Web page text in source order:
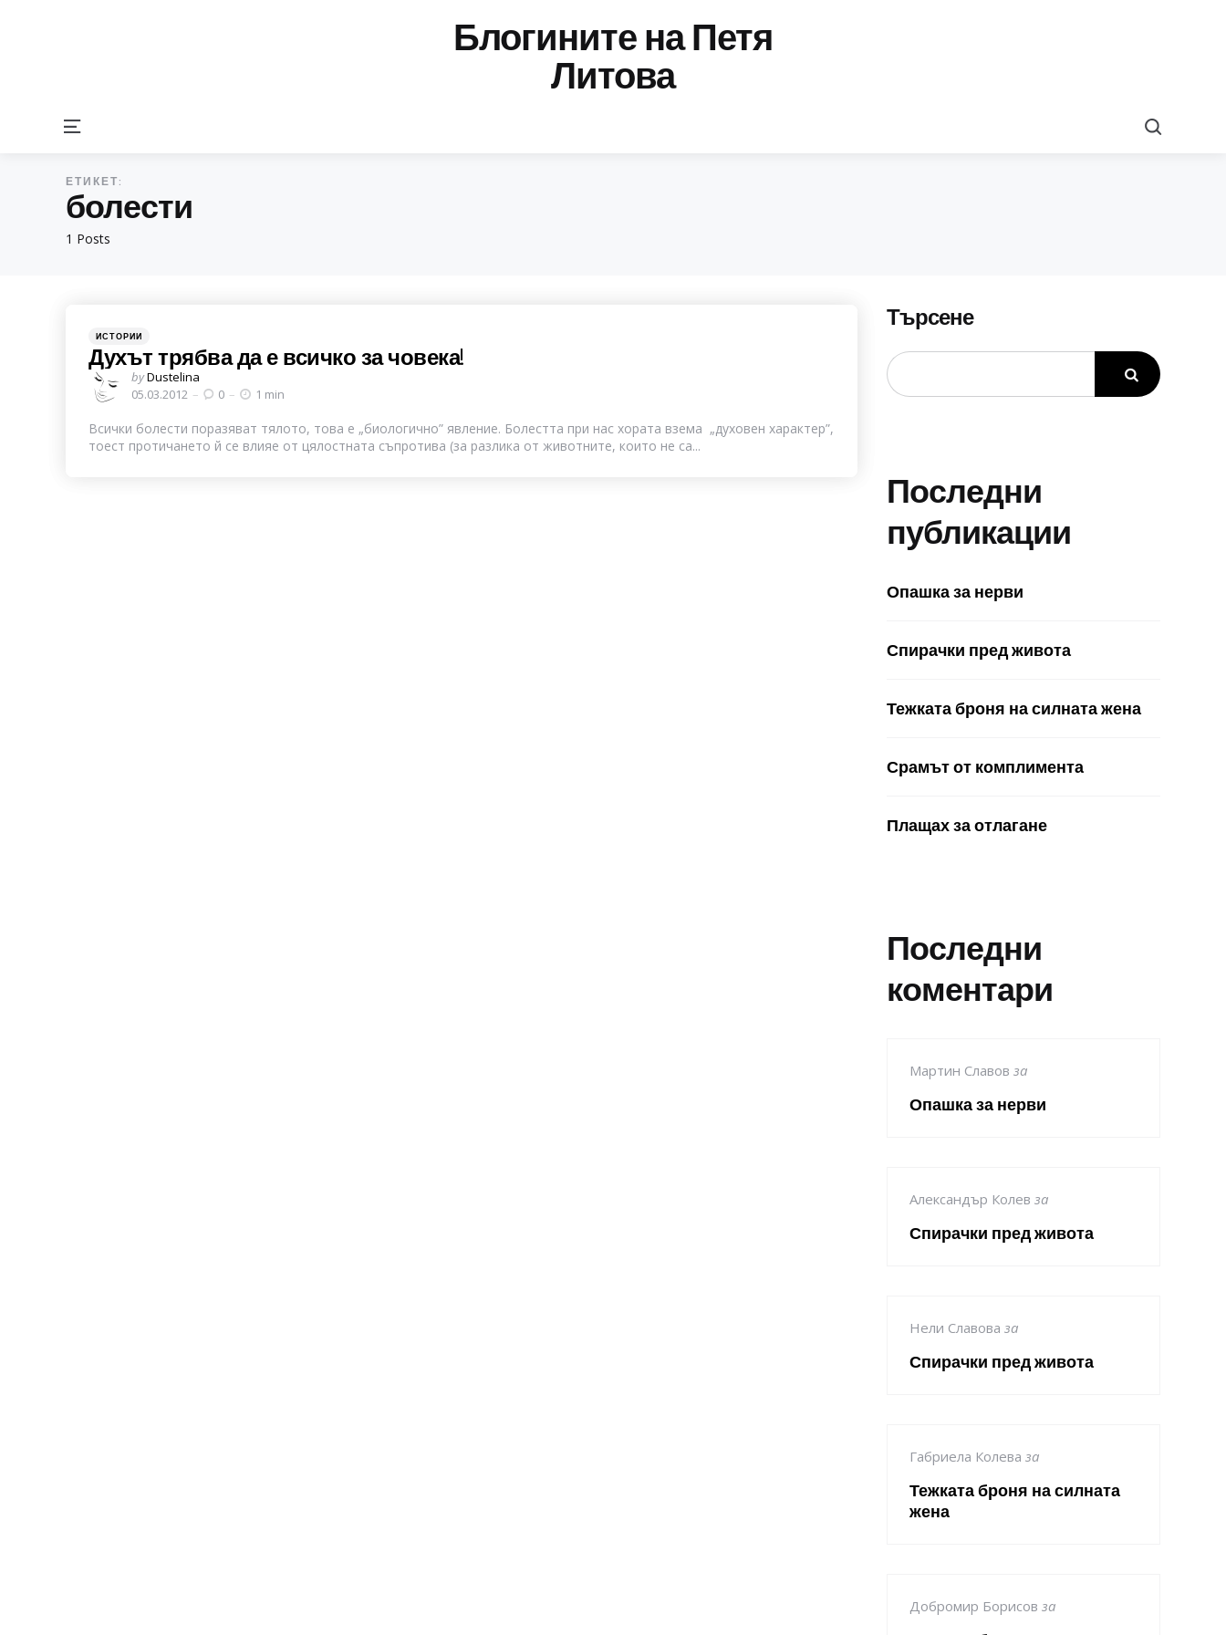
Блогините на Петя
Литова
Menu
1 Posts
ЕТИКЕТ:
болести
Categories
Posted
ИСТОРИИ
Духът трябва да е всичко за човека!
Posted
by
byDustelina
05.03.2012
0 1 min
Всички болести поразяват тялото, това е „биологично” явление. Болестта при нас хората взема „духовен характер”,
тоест протичането й се влияе от цялостната съпротива (за разлика от животните, които не са...
Търсене
Последни
публикации
Опашка за нерви
Спирачки пред живота
Тежката броня на силната жена
Срамът от комплимента
Плащах за отлагане
Последни
коментари
Мартин Славов за
Опашка за нерви
Александър Колев за
Спирачки пред живота
Нели Славова за
Спирачки пред живота
Габриела Колева за
Тежката броня на силната
жена
Добромир Борисов за